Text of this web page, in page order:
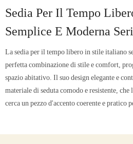
Sedia Per Il Tempo
Semplice E Moderna
La sedia per il tempo libero in stile italiano
perfetta combinazione di stile e comfort,
spazio abitativo. Il suo design elegante e
materiale di seduta comodo e resistente,
cerca un pezzo d'accento coerente e pratico